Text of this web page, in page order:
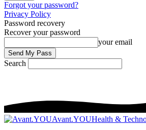
Forgot your password?
Privacy Policy
Password recovery
Recover your password
your email
Search
Avant.YOUHealth &